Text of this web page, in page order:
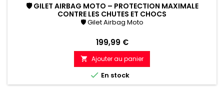
🛡 GILET AIRBAG MOTO – PROTECTION MAXIMALE
CONTRE LES CHUTES ET CHOCS
🛡 Gilet Airbag Moto
Prix
199,99 €
 Ajouter au panier
 En stock